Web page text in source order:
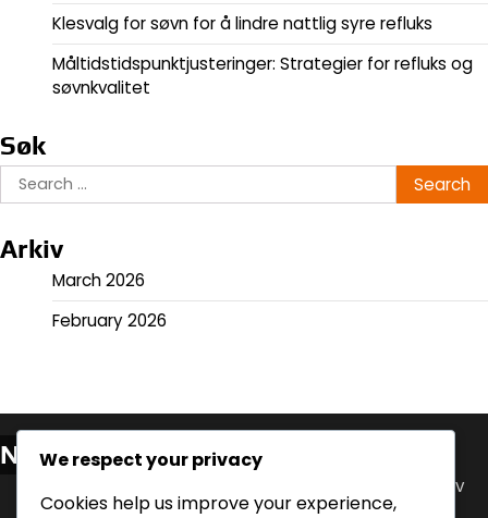
Klesvalg for søvn for å lindre nattlig syre refluks
Måltidstidspunktjusteringer: Strategier for refluks og
søvnkvalitet
Søk
Search
for:
Arkiv
March 2026
February 2026
Nylige innlegg
Innvirkning av måltidstidspunkt på søvn: Analyse av
refluks og komfort
We respect your privacy
Cookies help us improve your experience,